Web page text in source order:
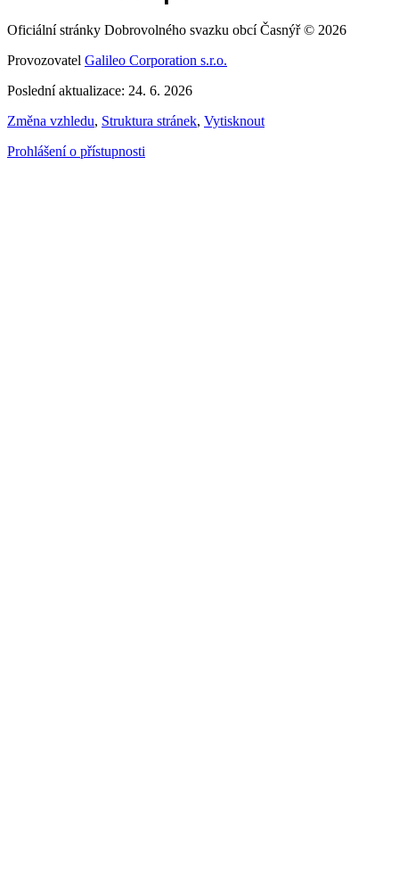
Oficiální stránky Dobrovolného svazku obcí Časnýř © 2026
Provozovatel Galileo Corporation s.r.o.
Poslední aktualizace: 24. 6. 2026
Změna vzhledu, Struktura stránek, Vytisknout
Prohlášení o přístupnosti